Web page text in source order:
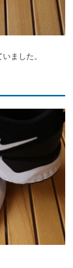
ました。